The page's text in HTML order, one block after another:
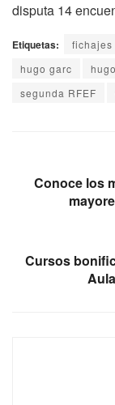
disputa 14
Etiquetas: fichajes
hugo garc
segunda RFEF
Conoce los
Cursos